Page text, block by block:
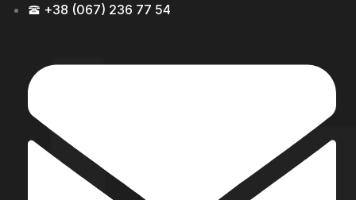
+38 (067) 236 77 54